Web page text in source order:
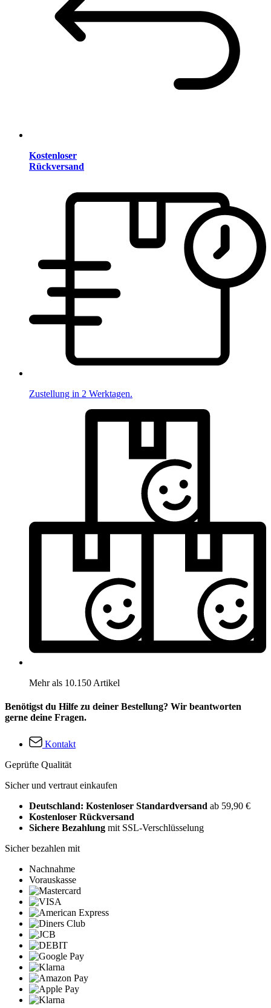
Kostenloser
Rückversand
Zustellung in 2 Werktagen.
Mehr als 10.150 Artikel
Benötigst du Hilfe zu deiner Bestellung? Wir beantworten
gerne deine Fragen.
Kontakt
Geprüfte Qualität
Sicher und vertraut einkaufen
Deutschland: Kostenloser Standardversand ab 59,90 €
Kostenloser Rückversand
Sichere Bezahlung mit SSL-Verschlüsselung
Sicher bezahlen mit
Nachnahme
Vorauskasse